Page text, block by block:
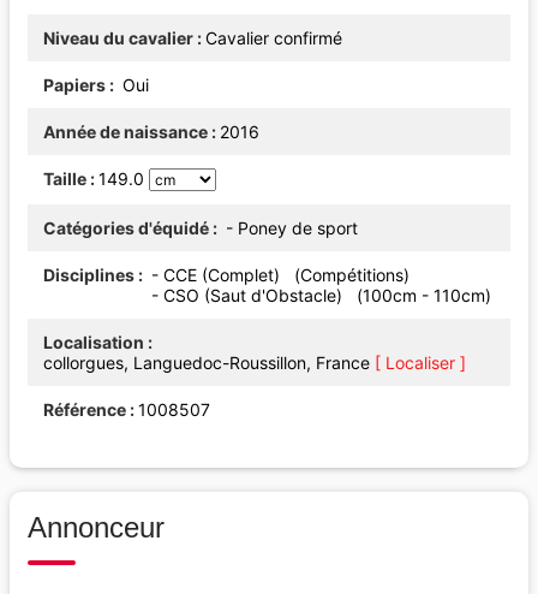
Niveau du cavalier Cavalier confirmé
Papiers Oui
Année de naissance 2016
Taille 149.0
Catégories d'équidé - Poney de sport
Disciplines
- CCE (Complet) (Compétitions)
- CSO (Saut d'Obstacle) (100cm - 110cm)
Localisation
collorgues, Languedoc-Roussillon, France [ Localiser ]
Référence 1008507
Annonceur